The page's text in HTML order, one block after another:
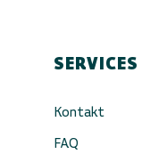
SERVICES
Kontakt
FAQ